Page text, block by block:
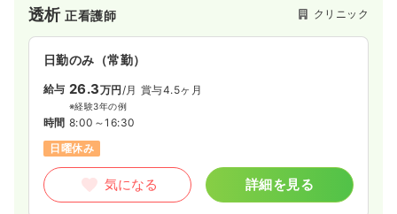
透析正看護師 クリニック
日勤のみ（常勤）
給与 26.3万円 /月 賞与4.5ヶ月
※経験3年の例
時間 8:00～16:30
日曜休み
気になる 詳細を見る